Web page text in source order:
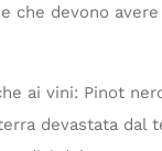
che devono
ai vini: Pinot
devastata